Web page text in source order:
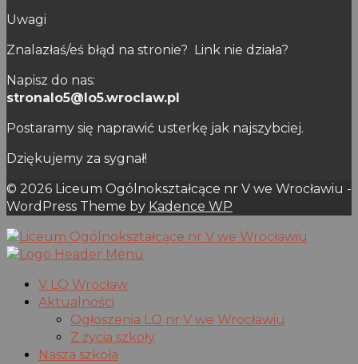
Uwagi
Znalazłaś/eś błąd na stronie? Link nie działa?
Napisz do nas:
stronalo5@lo5.wroclaw.pl
Postaramy się naprawić usterkę jak najszybciej.
Dziękujemy za sygnał!
© 2026 Liceum Ogólnokształcące nr V we Wrocławiu -
WordPress Theme by Kadence WP
V LO Wrocław
Aktualności
Ogłoszenia LO nr V we Wrocławiu
Z życia szkoły
Nasza szkoła